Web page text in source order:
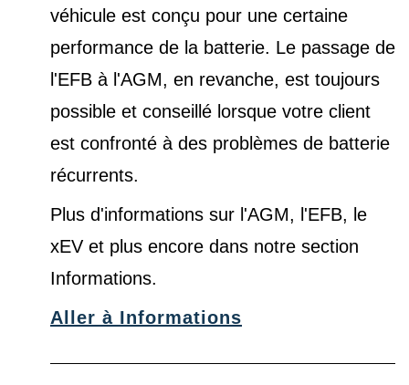
véhicule est conçu pour une certaine
performance de la batterie. Le passage de
l'EFB à l'AGM, en revanche, est toujours
possible et conseillé lorsque votre client
est confronté à des problèmes de batterie
récurrents.
Plus d'informations sur l'AGM, l'EFB, le
xEV et plus encore dans notre section
Informations.
Aller à Informations